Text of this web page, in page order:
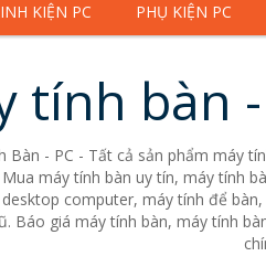
KIỆN PC PHỤ KIỆN PC
tính bàn
Bàn - PC - Tất cả sản phẩm máy
máy tính bàn uy tín, máy tính
computer, máy tính để
Báo giá máy tính bàn, máy tính